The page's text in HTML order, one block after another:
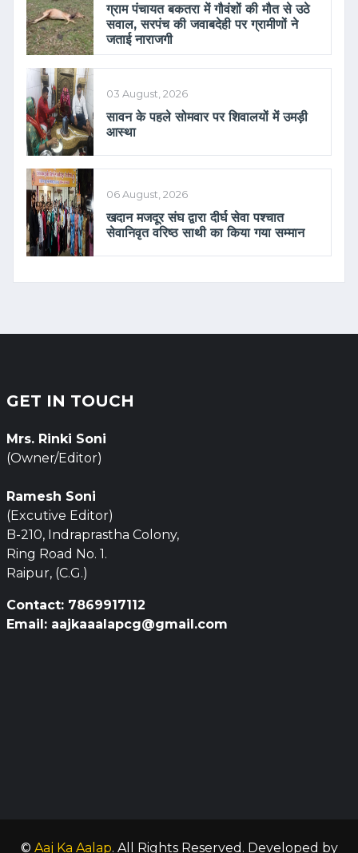
ग्राम पंचायत बकतरा में गौवंशों की मौत से उठे
सवाल, सरपंच की जवाबदेही पर ग्रामीणों ने
जताई नाराजगी
03 August, 2026
सावन के पहले सोमवार पर शिवालयों में उमड़ी
आस्था
06 August, 2026
खदान मजदूर संघ द्वारा दीर्घ सेवा पश्चात
सेवानिवृत वरिष्ठ साथी का किया गया सम्मान
GET IN TOUCH
Mrs. Rinki Soni
(Owner/Editor)
Ramesh Soni
(Excutive Editor)
B-210, Indraprastha Colony,
Ring Road No. 1.
Raipur, (C.G.)
Contact: 7869917112
Email: aajkaaalapcg@gmail.com
© Aaj Ka Aalap. All Rights Reserved. Developed by